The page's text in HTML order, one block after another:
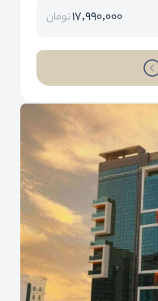
17,990,000تومان